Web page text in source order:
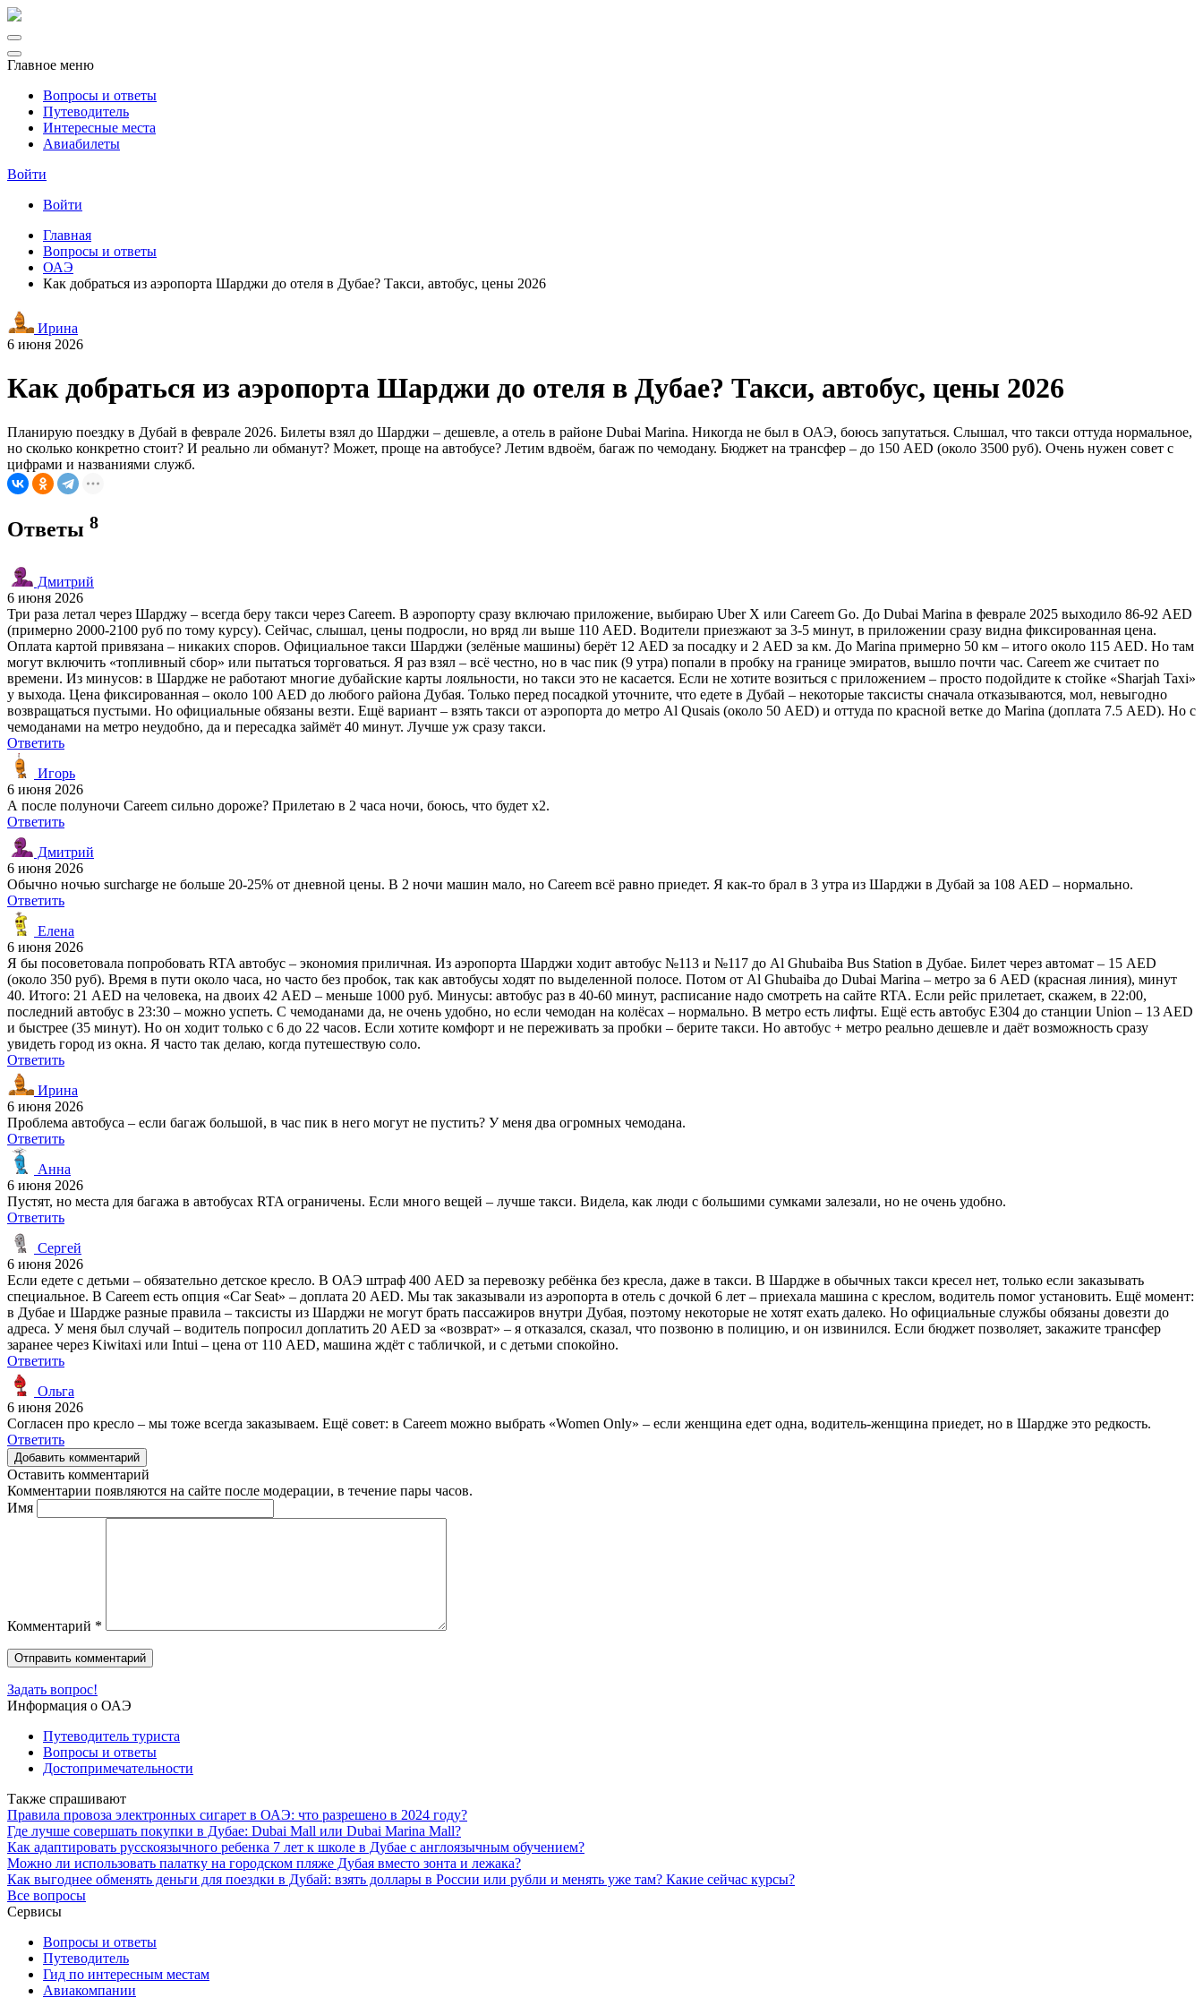
Главное меню
Вопросы и ответы
Путеводитель
Интересные места
Авиабилеты
Войти
Войти
Главная
Вопросы и ответы
ОАЭ
Как добраться из аэропорта Шарджи до отеля в Дубае? Такси, автобус, цены 2026
Ирина
6 июня 2026
Как добраться из аэропорта Шарджи до отеля в Дубае? Такси, автобус, цены 2026
Планирую поездку в Дубай в феврале 2026. Билеты взял до Шарджи – дешевле, а отель в районе Dubai Marina. Никогда не был в ОАЭ, боюсь запутаться. Слышал, что такси оттуда нормальное,
но сколько конкретно стоит? И реально ли обманут? Может, проще на автобусе? Летим вдвоём, багаж по чемодану. Бюджет на трансфер – до 150 AED (около 3500 руб). Очень нужен совет с
цифрами и названиями служб.
Ответы 8
Дмитрий
6 июня 2026
Три раза летал через Шарджу – всегда беру такси через Careem. В аэропорту сразу включаю приложение, выбираю Uber X или Careem Go. До Dubai Marina в феврале 2025 выходило 86-92 AED
(примерно 2000-2100 руб по тому курсу). Сейчас, слышал, цены подросли, но вряд ли выше 110 AED. Водители приезжают за 3-5 минут, в приложении сразу видна фиксированная цена.
Оплата картой привязана – никаких споров. Официальное такси Шарджи (зелёные машины) берёт 12 AED за посадку и 2 AED за км. До Marina примерно 50 км – итого около 115 AED. Но там
могут включить «топливный сбор» или пытаться торговаться. Я раз взял – всё честно, но в час пик (9 утра) попали в пробку на границе эмиратов, вышло почти час. Careem же считает по
времени. Из минусов: в Шардже не работают многие дубайские карты лояльности, но такси это не касается. Если не хотите возиться с приложением – просто подойдите к стойке «Sharjah Taxi»
у выхода. Цена фиксированная – около 100 AED до любого района Дубая. Только перед посадкой уточните, что едете в Дубай – некоторые таксисты сначала отказываются, мол, невыгодно
возвращаться пустыми. Но официальные обязаны везти. Ещё вариант – взять такси от аэропорта до метро Al Qusais (около 50 AED) и оттуда по красной ветке до Marina (доплата 7.5 AED). Но с
чемоданами на метро неудобно, да и пересадка займёт 40 минут. Лучше уж сразу такси.
Ответить
Игорь
6 июня 2026
А после полуночи Careem сильно дороже? Прилетаю в 2 часа ночи, боюсь, что будет x2.
Ответить
Дмитрий
6 июня 2026
Обычно ночью surcharge не больше 20-25% от дневной цены. В 2 ночи машин мало, но Careem всё равно приедет. Я как-то брал в 3 утра из Шарджи в Дубай за 108 AED – нормально.
Ответить
Елена
6 июня 2026
Я бы посоветовала попробовать RTA автобус – экономия приличная. Из аэропорта Шарджи ходит автобус №113 и №117 до Al Ghubaiba Bus Station в Дубае. Билет через автомат – 15 AED
(около 350 руб). Время в пути около часа, но часто без пробок, так как автобусы ходят по выделенной полосе. Потом от Al Ghubaiba до Dubai Marina – метро за 6 AED (красная линия), минут
40. Итого: 21 AED на человека, на двоих 42 AED – меньше 1000 руб. Минусы: автобус раз в 40-60 минут, расписание надо смотреть на сайте RTA. Если рейс прилетает, скажем, в 22:00,
последний автобус в 23:30 – можно успеть. С чемоданами да, не очень удобно, но если чемодан на колёсах – нормально. В метро есть лифты. Ещё есть автобус E304 до станции Union – 13 AED
и быстрее (35 минут). Но он ходит только с 6 до 22 часов. Если хотите комфорт и не переживать за пробки – берите такси. Но автобус + метро реально дешевле и даёт возможность сразу
увидеть город из окна. Я часто так делаю, когда путешествую соло.
Ответить
Ирина
6 июня 2026
Проблема автобуса – если багаж большой, в час пик в него могут не пустить? У меня два огромных чемодана.
Ответить
Анна
6 июня 2026
Пустят, но места для багажа в автобусах RTA ограничены. Если много вещей – лучше такси. Видела, как люди с большими сумками залезали, но не очень удобно.
Ответить
Сергей
6 июня 2026
Если едете с детьми – обязательно детское кресло. В ОАЭ штраф 400 AED за перевозку ребёнка без кресла, даже в такси. В Шардже в обычных такси кресел нет, только если заказывать
специальное. В Careem есть опция «Car Seat» – доплата 20 AED. Мы так заказывали из аэропорта в отель с дочкой 6 лет – приехала машина с креслом, водитель помог установить. Ещё момент:
в Дубае и Шардже разные правила – таксисты из Шарджи не могут брать пассажиров внутри Дубая, поэтому некоторые не хотят ехать далеко. Но официальные службы обязаны довезти до
адреса. У меня был случай – водитель попросил доплатить 20 AED за «возврат» – я отказался, сказал, что позвоню в полицию, и он извинился. Если бюджет позволяет, закажите трансфер
заранее через Kiwitaxi или Intui – цена от 110 AED, машина ждёт с табличкой, и с детьми спокойно.
Ответить
Ольга
6 июня 2026
Согласен про кресло – мы тоже всегда заказываем. Ещё совет: в Careem можно выбрать «Women Only» – если женщина едет одна, водитель-женщина приедет, но в Шардже это редкость.
Ответить
Добавить комментарий
Оставить комментарий
Комментарии появляются на сайте после модерации, в течение пары часов.
Имя
Комментарий *
Задать вопрос!
Информация о ОАЭ
Путеводитель туриста
Вопросы и ответы
Достопримечательности
Также спрашивают
Правила провоза электронных сигарет в ОАЭ: что разрешено в 2024 году?
Где лучше совершать покупки в Дубае: Dubai Mall или Dubai Marina Mall?
Как адаптировать русскоязычного ребенка 7 лет к школе в Дубае с англоязычным обучением?
Можно ли использовать палатку на городском пляже Дубая вместо зонта и лежака?
Как выгоднее обменять деньги для поездки в Дубай: взять доллары в России или рубли и менять уже там? Какие сейчас курсы?
Все вопросы
Сервисы
Вопросы и ответы
Путеводитель
Гид по интересным местам
Авиакомпании